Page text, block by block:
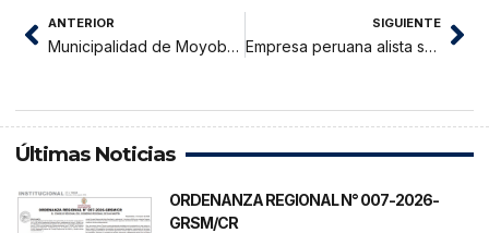
ANTERIOR
Municipalidad de Moyobamba y el peso de una gestión heredada entre desalojos, multas, infraestructura colapsada y problemas sin resolver
SIGUIENTE
Empresa peruana alista su ingreso a la alta costura china con innovador tejido elaborado a base de fibra de aguaje
Últimas Noticias
ORDENANZA REGIONAL N° 007-2026-
GRSM/CR